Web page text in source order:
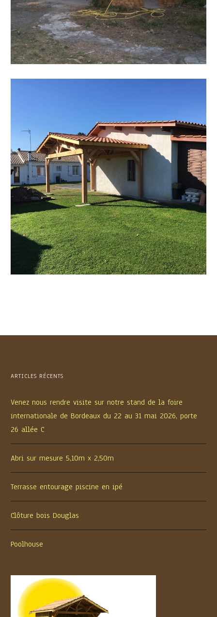
ARTICLES RÉCENTS
Venez nous rendre visite sur notre stand de la foire
internationale de Bordeaux du 22 au 31 mai 2026, porte
26 allée C
Abri sur mesure 5,10m x 2,50m
Terrasse entourage piscine en ipé
Clôture bois Douglas
Poolhouse